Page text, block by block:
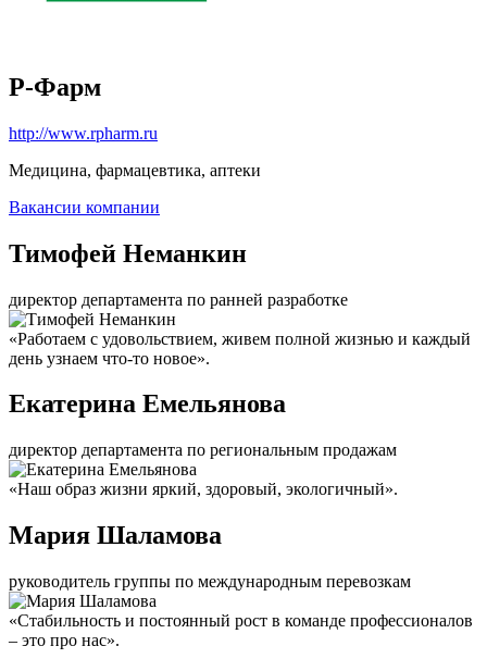
Р-Фарм
http://www.rpharm.ru
Медицина, фармацевтика, аптеки
Вакансии компании
Тимофей Неманкин
директор департамента по ранней разработке
«Работаем с удовольствием, живем полной жизнью и каждый
день узнаем что-то новое».
Екатерина Емельянова
директор департамента по региональным продажам
«Наш образ жизни яркий, здоровый, экологичный».
Мария Шаламова
руководитель группы по международным перевозкам
«Стабильность и постоянный рост в команде профессионалов
– это про нас».